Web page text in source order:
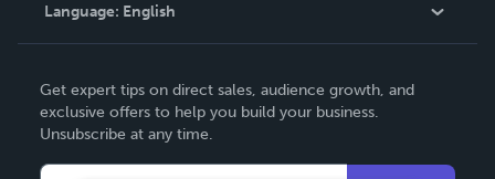
Contact Support
Language: English
Deutsch
Français
Get expert tips on direct sales, audience growth, and
exclusive offers to help you build your business.
Unsubscribe at any time.